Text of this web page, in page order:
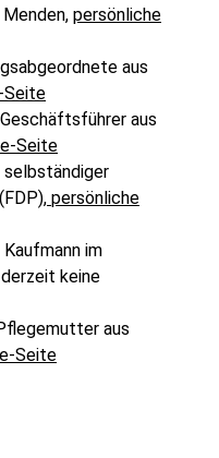
persönliche
aus
Seite
Geschäftsführer aus
Seite
selbständiger
persönliche
Kaufmann im
keine
aus
Seite